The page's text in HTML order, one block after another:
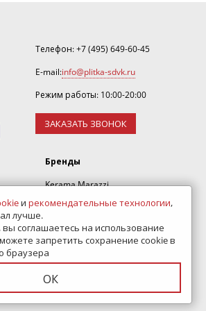
Телефон:+7 (495) 649-60-45
E-mail:info@plitka-sdvk.ru
Режим работы: 10:00-20:00
ЗАКАЗАТЬ ЗВОНОК
Бренды
Kerama Marazzi
Italon
Laparet
Делакора
Cersanit
и рекомендательные технологии,
лучше.
вы соглашаетесь на использование
запретить сохранение cookie в
браузера
ОК